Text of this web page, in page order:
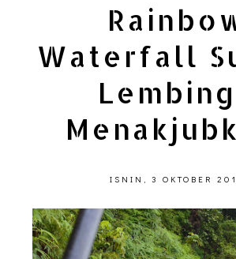
Waterfall
ISNIN, 3 OKTOBER